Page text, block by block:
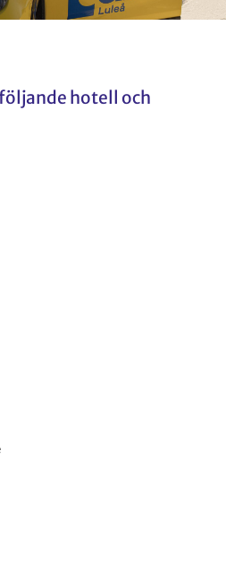
hotell och